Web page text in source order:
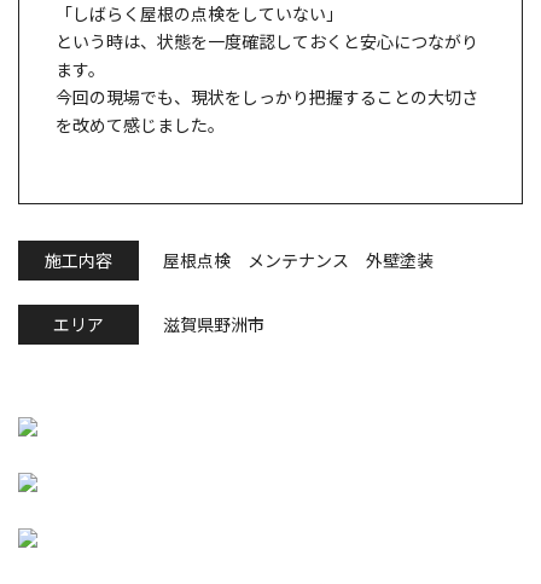
「しばらく屋根の点検をしていない」
という時は、状態を一度確認しておくと安心につながり
ます。
今回の現場でも、現状をしっかり把握することの大切さ
を改めて感じました。
施工内容 屋根点検 メンテナンス 外壁塗装
エリア 滋賀県野洲市